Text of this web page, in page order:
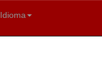
Idioma